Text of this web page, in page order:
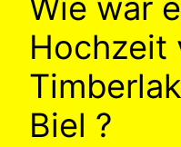
Wie war
Hochzeit
Biel ?